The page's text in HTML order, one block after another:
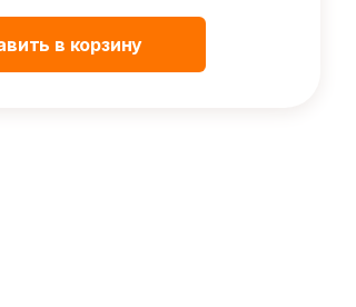
в корзину